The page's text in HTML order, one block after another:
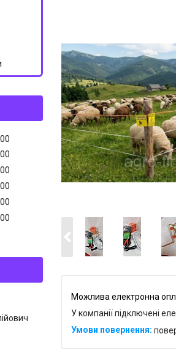
У компанії підключені